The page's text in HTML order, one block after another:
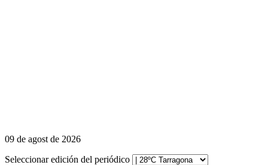
09 de agost de 2026
Seleccionar edición del periódico